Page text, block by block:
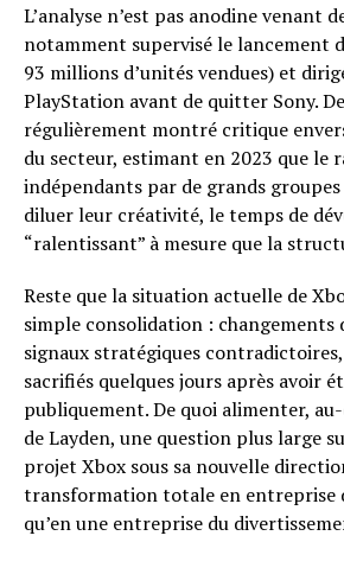
L’analyse n’est pas anodine venant
notamment supervisé le lancement
93 millions d’unités vendues) et
PlayStation avant de quitter Sony.
régulièrement montré critique
du secteur, estimant en 2023 que le
indépendants par de grands
diluer leur créativité, le temps de
“ralentissant” à mesure que la
Reste que la situation actuelle de
simple consolidation : changements
signaux stratégiques
sacrifiés quelques jours après avoir
publiquement. De quoi alimenter,
de Layden, une question plus large
projet Xbox sous sa nouvelle
transformation totale en entreprise
qu’en une entreprise du